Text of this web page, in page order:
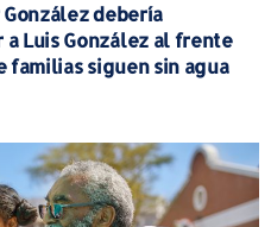
debería
Luis González al frente
familias siguen sin agua